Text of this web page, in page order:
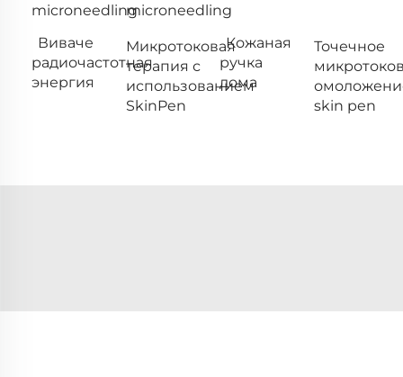
microneedlingmicroneedling
Виваче
радиочастотная
энергия
Микротоковая
терапия с
использованием
SkinPen
Кожаная
ручка
дома
Точечное
skin pen